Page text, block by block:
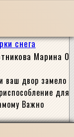
снега
Марина 0
ваш двор замело
для
Важно